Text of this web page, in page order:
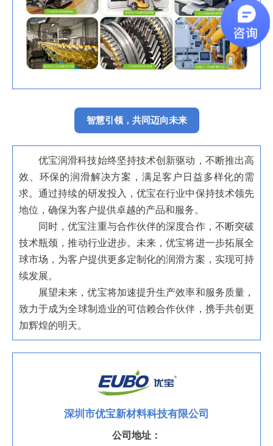
智慧引领，共同迈向未来
优宝润滑科技始终坚持技术创新驱动，不断推出高
效、环保的润滑解决方案，满足客户日益多样化的需
求。通过持续的研发投入，优宝在行业中保持技术领先
地位，确保为客户提供卓越的产品和服务。
同时，优宝注重与合作伙伴的深度合作，不断突破
技术瓶颈，推动行业进步。未来，优宝将进一步拓展全
球市场，为客户提供更多定制化的润滑方案，实现可持
续发展。
展望未来，优宝将加速提升生产效率和服务质量，
致力于成为全球制造业的可信赖合作伙伴，携手共创更
加辉煌的明天。
深圳市优宝新材料科技有限公司
公司地址：